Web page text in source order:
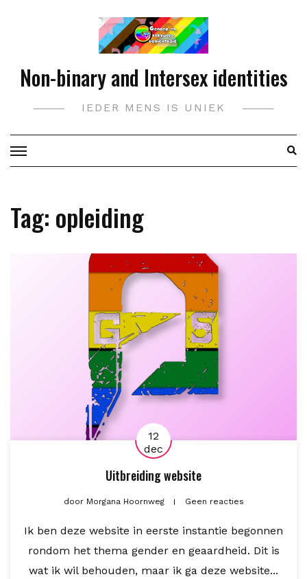
Non-binary and Intersex identities
IEDER MENS IS UNIEK
Tag: opleiding
12
dec
Uitbreiding website
doorMorgana Hoornweg Geen reacties
Ik ben deze website in eerste instantie begonnen
rondom het thema gender en geaardheid. Dit is
wat ik wil behouden, maar ik ga deze website...